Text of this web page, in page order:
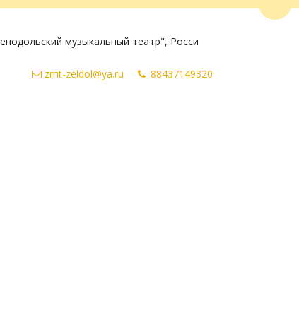
музыкальный театр", Росси
884371 49320
zmt-zeldol@ya.ru